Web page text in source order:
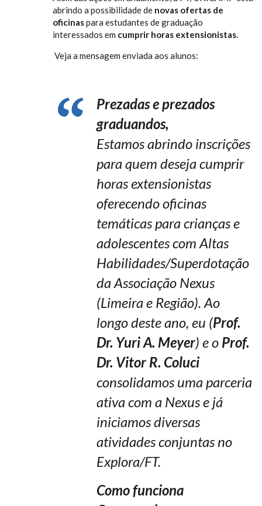
abrindo a possibilidade de novas ofertas de
oficinaspara estudantes de graduação
interessados em cumprir horas extensionistas.
Veja a mensagem enviada aos alunos:
Prezadas e prezados
graduandos,
Estamos abrindo inscrições
para quem deseja cumprir
horas extensionistas
oferecendo oficinas
temáticas para crianças e
adolescentes com Altas
Habilidades/Superdotação
da Associação Nexus
(Limeira e Região). Ao
longo deste ano, eu (Prof.
Dr. Yuri A. Meyer) e o Prof.
Dr. Vitor R. Coluci
consolidamos uma parceria
ativa com a Nexus e já
iniciamos diversas
atividades conjuntas no
Explora/FT.
Como funciona